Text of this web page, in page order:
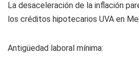
La desaceleración de la inflación
los créditos hipotecarios UVA en
Antigüedad laboral mínima: